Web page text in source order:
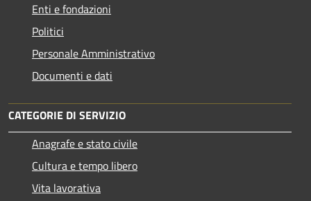
Enti e fondazioni
Politici
Personale Amministrativo
Documenti e dati
CATEGORIE DI SERVIZIO
Anagrafe e stato civile
Cultura e tempo libero
Vita lavorativa